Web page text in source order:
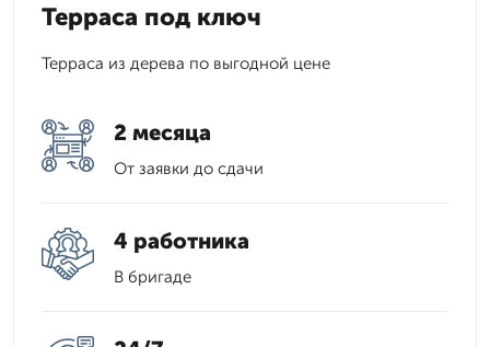
Терраса под ключ
Терраса из дерева по выгодной цене
2 месяца
От заявки до сдачи
4 работника
В бригаде